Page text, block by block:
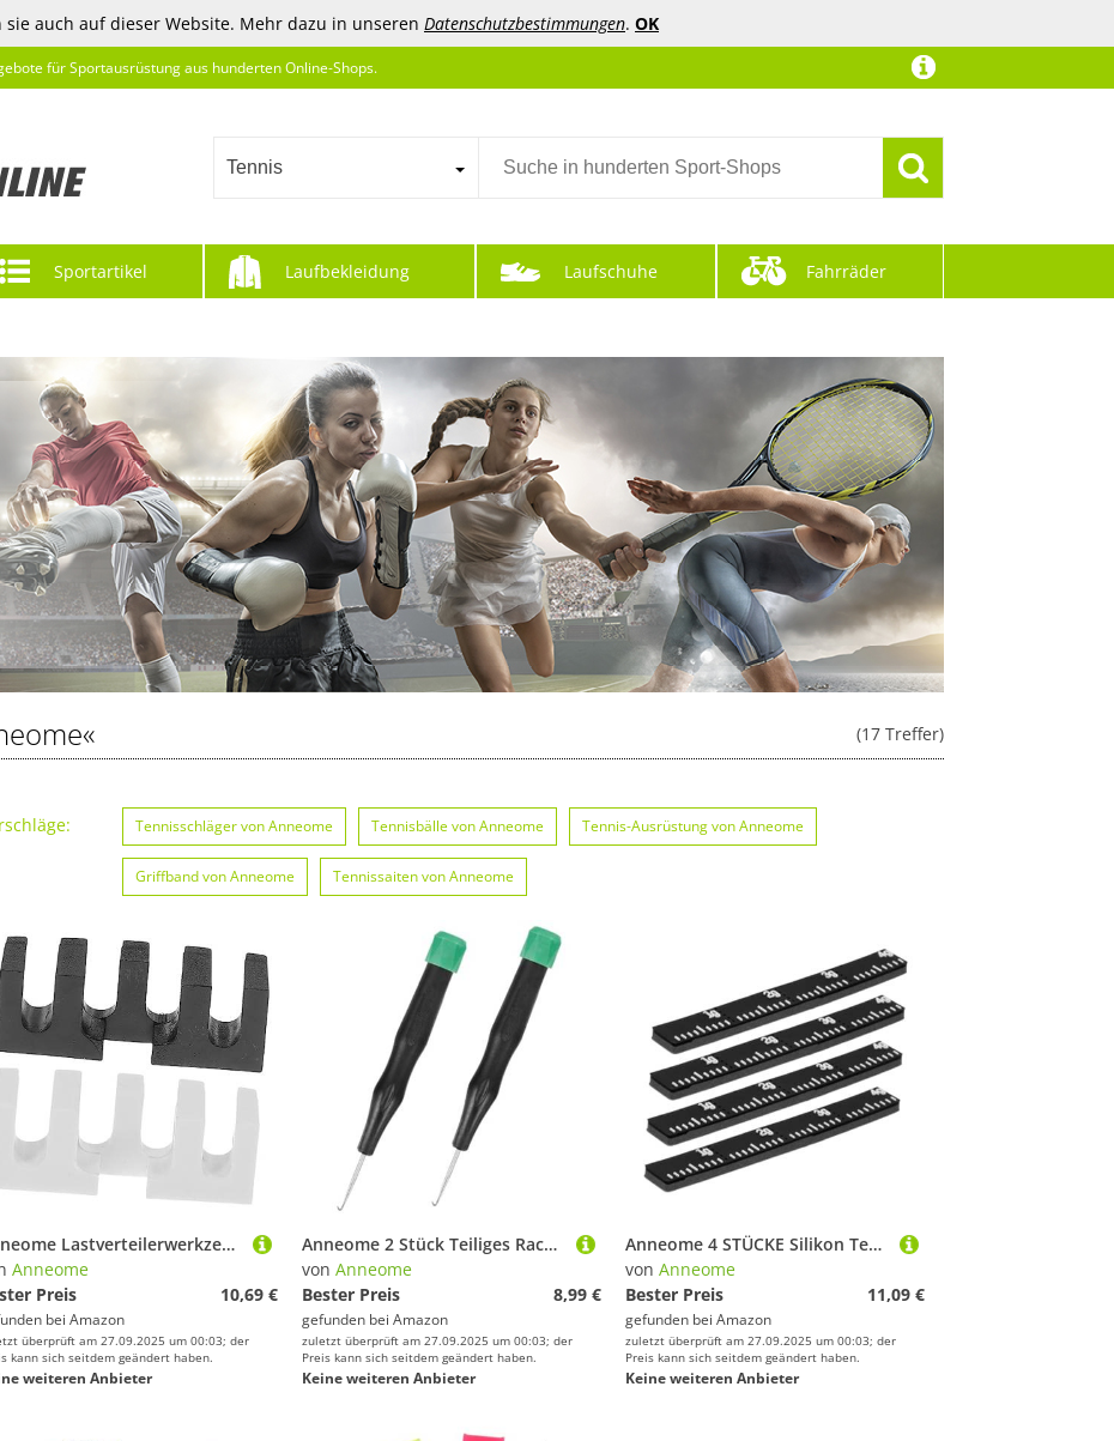
auch auf dieser Website. Mehr dazu in unseren Datenschutzbestimmungen. OK
für Sportausrüstung aus hunderten Online-Shops.
Tennis
Sportartikel Laufbekleidung Laufschuhe Fahrräder
(17 Treffer)
Tennisschläger von Anneome Tennisbälle von Anneome Tennis-Ausrüstung von Anneome
Griffband von Anneome Tennissaiten von Anneome
Anneome Lastverteilerwerkzeug für Badmintonschläger Zubehör für die Besaitungsmaschine Befestigungswerkzeug für Tennisschläger Besaitungslastverteiler für Schlägerzubehör
Anneome
Preis
10,69 €
bei Amazon
überprüft am 27.09.2025 um 00:03; der
kann sich seitdem geändert haben.
weiteren Anbieter
Anneome 2 Stück Teiliges Racket Stringing Tool mit Ergonomischem Griff Professionelles Besaitungswerkzeug für Badminton Tennisschläger Effiziente Saitenhilfe für Präzises Bespannen und
von Anneome
Bester Preis
8,99 €
gefunden bei Amazon
zuletzt überprüft am 27.09.2025 um 00:03; der
Preis kann sich seitdem geändert haben.
Keine weiteren Anbieter
Anneome 4 STÜCKE Silikon Tennisschläger Gewichtsstreifen Selbstklebend Balance Ersatz Gewicht für Tennisschläger Trainings Match Einsatz Verbessert Kontrolle und Schwunggefühl
von Anneome
Bester Preis
11,09 €
gefunden bei Amazon
zuletzt überprüft am 27.09.2025 um 00:03; der
Preis kann sich seitdem geändert haben.
Keine weiteren Anbieter